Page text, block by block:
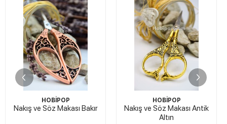
Makası Bakır
Nakış ve Söz Makası Antik
Plastik